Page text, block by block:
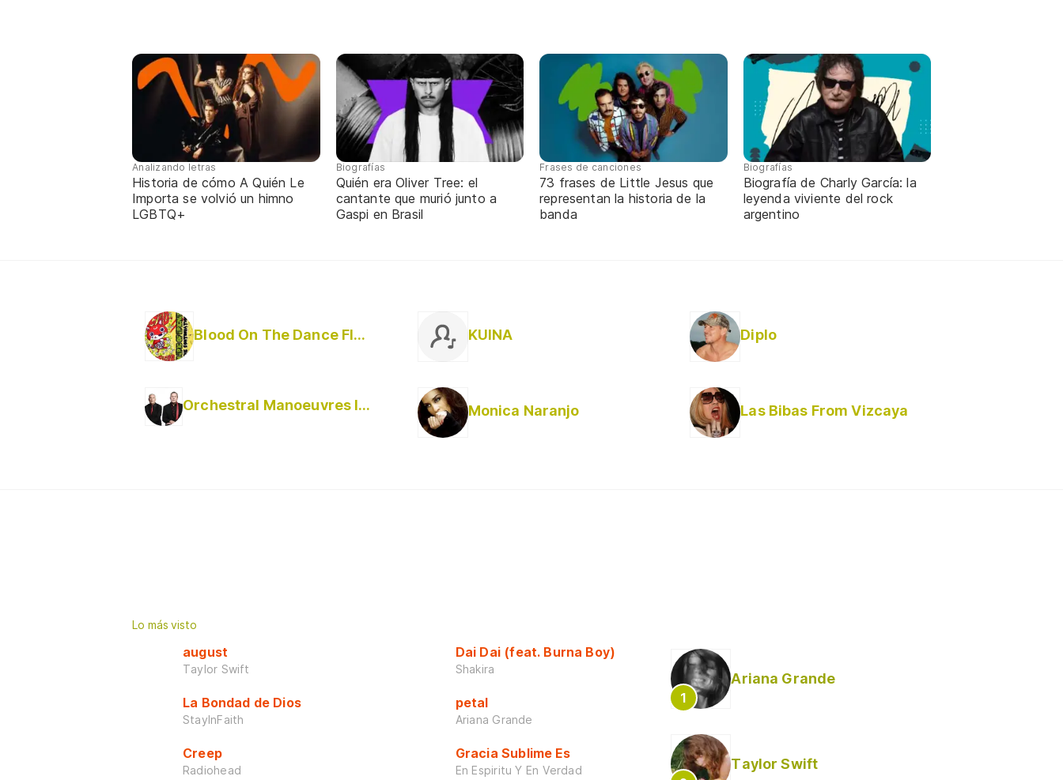
Analizando letras
Historia de cómo A Quién Le
Importa se volvió un himno
LGBTQ+
Biografías
Quién era Oliver Tree: el
cantante que murió junto a
Gaspi en Brasil
Frases de canciones
73 frases de Little Jesus que
representan la historia de la
banda
Biografías
Biografía de Charly García: la
leyenda viviente del rock
argentino
Blood On The Dance Floor KUINA Diplo
Orchestral Manoeuvres In The Dark Monica Naranjo Las Bibas From Vizcaya
Lo más visto
august
Taylor Swift
La Bondad de Dios
StayInFaith
Creep
Radiohead
Dai Dai (feat. Burna Boy)
Shakira
petal
Ariana Grande
Gracia Sublime Es
En Espiritu Y En Verdad
Ariana Grande
Taylor Swift